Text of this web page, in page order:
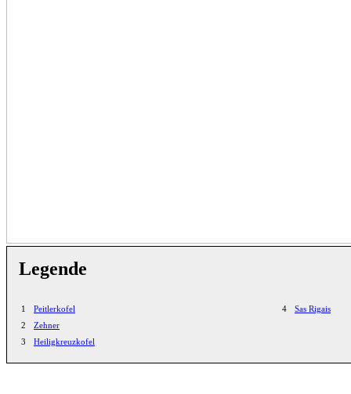
Legende
1
Peitlerkofel
2
Zehner
3
Heiligkreuzkofel
4 Sas Rigais